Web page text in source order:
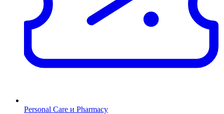
Personal Care и Pharmacy